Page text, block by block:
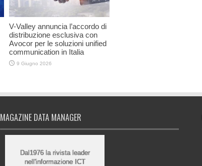
V-Valley annuncia l’accordo di
distribuzione esclusiva con
Avocor per le soluzioni unified
communication in Italia
9 Giugno 2026
MAGAZINE DATA MANAGER
Dal1976 la rivista leader
nell'informazione ICT